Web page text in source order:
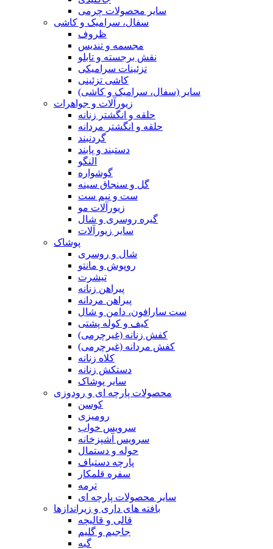
سایر محصولات چرمی
سفال، سرامیک و کاشی
ظروف
مجسمه و تندیس
نقش برجسته و تابلو
تزئینات سرامیکی
کاشی تزئینی
سایر (سفال، سرامیک و کاشی)
زیورآلات و جواهرات
حلقه و انگشتر زنانه
حلقه و انگشتر مردانه
گردنبند
دستبند و پابند
النگو
گوشواره
گل و سنجاق سینه
ست و نیم ست
زیورآلات مو
گیره روسری و شال
سایر زیورآلات
پوشاک
شال و روسری
روپوش و مانتو
تیشرت
پیراهن زنانه
پیراهن مردانه
ست سارافون، دامن و شال
کیف و کوله پشتی
کفش زنانه (غیرچرمی)
کفش مردانه (غیرچرمی)
کلاه زنانه
دستکش زنانه
سایر پوشاک
محصولات پارچه ای و رودوزی
کوسن
رومیزی
سرویس خواب
سرویس آشپزخانه
حوله و دستمال
پارچه دستباف
سفره قلمکار
ترمه
سایر محصولات پارچه ای
بافته های داری و زیراندازها
قالی و قالیچه
جاجیم و گلیم
گبه